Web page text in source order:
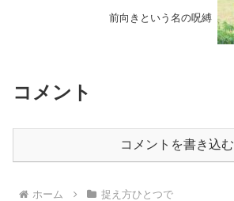
前向きという名の呪縛
コメント
コメントを書き込む
ホーム 捉え方ひとつで